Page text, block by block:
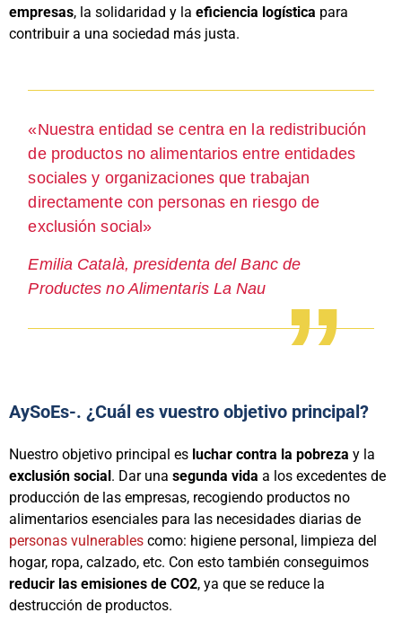
empresas, la solidaridad y la eficiencia logística para
contribuir a una sociedad más justa.
«Nuestra entidad se centra en la redistribución
de productos no alimentarios entre entidades
sociales y organizaciones que trabajan
directamente con personas en riesgo de
exclusión social»
Emilia Català, presidenta del Banc de
Productes no Alimentaris La Nau
AySoEs-. ¿Cuál es vuestro objetivo principal?
Nuestro objetivo principal es luchar contra la pobreza y la
exclusión social. Dar una segunda vida a los excedentes de
producción de las empresas, recogiendo productos no
alimentarios esenciales para las necesidades diarias de
personas vulnerables como: higiene personal, limpieza del
hogar, ropa, calzado, etc. Con esto también conseguimos
reducir las emisiones de CO2, ya que se reduce la
destrucción de productos.